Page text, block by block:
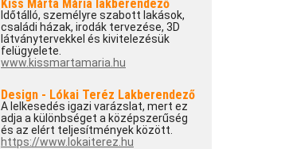
Kiss Márta Mária lakberendező
Időtálló, személyre szabott lakások,
családi házak, irodák tervezése, 3D
látványtervekkel és kivitelezésük
felügyelete.
www.kissmartamaria.hu
Design - Lókai Teréz Lakberendező
A lelkesedés igazi varázslat, mert ez
adja a különbséget a középszerűség
és az elért teljesítmények között.
https://www.lokaiterez.hu